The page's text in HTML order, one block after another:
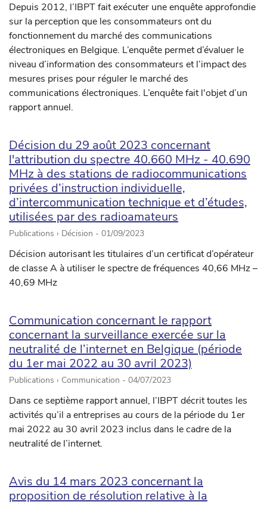
Depuis 2012, l’IBPT fait exécuter une enquête approfondie
sur la perception que les consommateurs ont du
fonctionnement du marché des communications
électroniques en Belgique. L’enquête permet d’évaluer le
niveau d’information des consommateurs et l’impact des
mesures prises pour réguler le marché des
communications électroniques. L’enquête fait l'objet d’un
rapport annuel.
Décision du 29 août 2023 concernant
l'attribution du spectre 40.660 MHz - 40.690
MHz à des stations de radiocommunications
privées d’instruction individuelle,
d’intercommunication technique et d’études,
utilisées par des radioamateurs
Publications › Décision - 01/09/2023
Décision autorisant les titulaires d’un certificat d’opérateur
de classe A à utiliser le spectre de fréquences 40,66 MHz –
40,69 MHz
Communication concernant le rapport
concernant la surveillance exercée sur la
neutralité de l’internet en Belgique (période
du 1er mai 2022 au 30 avril 2023)
Publications › Communication - 04/07/2023
Dans ce septième rapport annuel, l’IBPT décrit toutes les
activités qu’il a entreprises au cours de la période du 1er
mai 2022 au 30 avril 2023 inclus dans le cadre de la
neutralité de l’internet.
Avis du 14 mars 2023 concernant la
proposition de résolution relative à la